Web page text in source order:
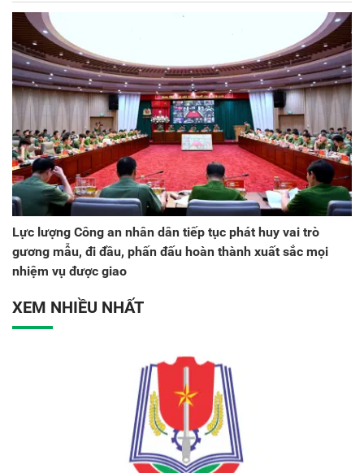
Lực lượng Công an nhân dân tiếp tục phát huy vai trò
gương mẫu, đi đầu, phấn đấu hoàn thành xuất sắc mọi
nhiệm vụ được giao
XEM NHIỀU NHẤT